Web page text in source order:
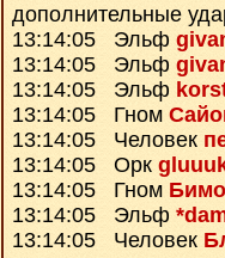
дополнительные
13:14:05 Эльф
13:14:05 Эльф
13:14:05 Эльф
13:14:05 Гном
13:14:05 Человек
13:14:05 Орк
13:14:05 Гном
13:14:05 Эльф
13:14:05 Человек